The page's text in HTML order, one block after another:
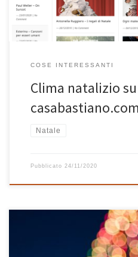
COSE INTERESSANTI
Clima natalizio su
casabastiano.com
Natale
Pubblicato 24/11/2020